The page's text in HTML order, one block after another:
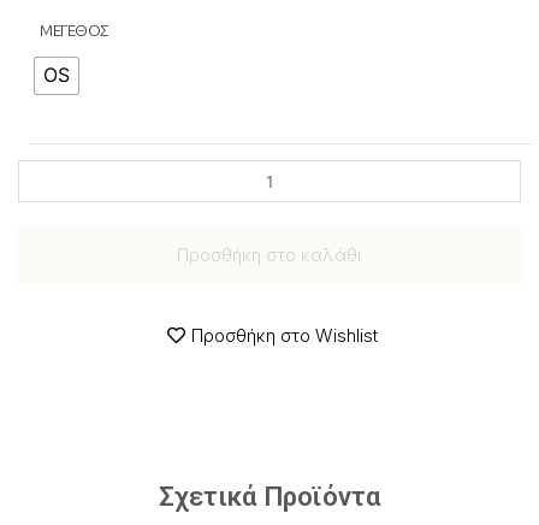
ΜΕΓΕΘΟΣ
OS
Προσθήκη στο καλάθι
Προσθήκη στο Wishlist
Σχετικά Προϊόντα